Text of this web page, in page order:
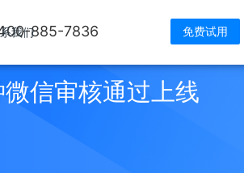
885-7836 免费试用
我们
信审核通过上线